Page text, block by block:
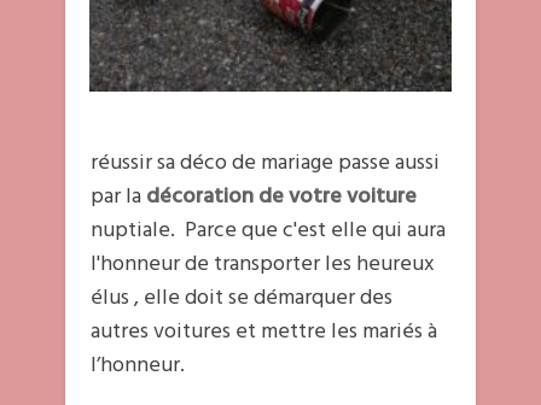
réussir sa déco de mariage passe aussi
par ladécoration de votre voiture
nuptiale. Parce que c'est elle qui aura
l'honneur de transporter les heureux
élus , elle doit se démarquer des
autres voitures et mettre les mariés à
l’honneur.